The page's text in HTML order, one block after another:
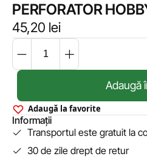
PERFORATOR
45,20 lei
Adaugă
Adaugă la favorite
Informații
Transportul este gratuit la
30 de zile drept de retur